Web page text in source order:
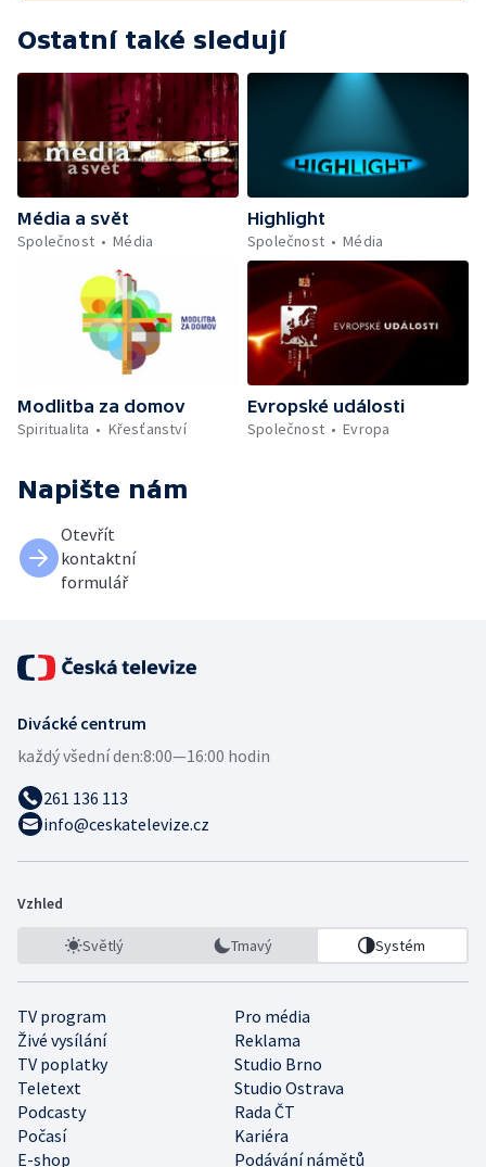
Ostatní také sledují
Média a svět
Společnost
Média
Highlight
Společnost
Média
Modlitba za domov
Spiritualita
Křesťanství
Evropské události
Společnost
Evropa
Napište nám
Otevřít
kontaktní
formulář
Divácké centrum
každý všední den:8:00—16:00 hodin
261 136 113
info@ceskatelevize.cz
Vzhled
Světlý Tmavý Systém
TV program
Pro média
Živé vysílání
Reklama
TV poplatky
Studio Brno
Teletext
Studio Ostrava
Podcasty
Rada ČT
Počasí
Kariéra
E-shop
Podávání námětů